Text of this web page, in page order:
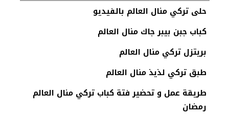
حلى تركي منال العالم بالفيديو
كباب جبن بيبر جاك منال العالم
بريتزل تركي منال العالم
طبق تركي لذيذ منال العالم
طريقة عمل و تحضير فتة كباب تركي منال العالم
رمضان